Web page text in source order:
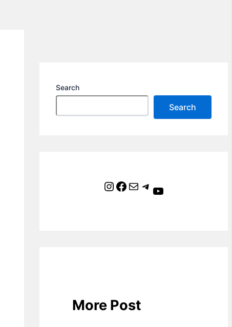
Search
Search
Instagram Facebook Mail Telegram YouTube
More Post